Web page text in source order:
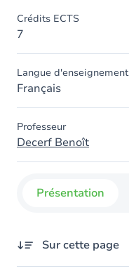
Crédits ECTS
7
Langue d'enseignement
Français
Professeur
Decerf Benoît
Présentation
Sur cette page